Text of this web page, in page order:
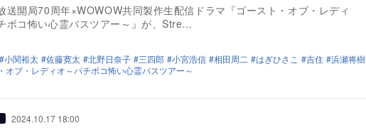
送開局70周年×WOWOW共同製作生配信ドラマ『ゴースト・オブ・レディ
コ怖い心霊バスツアー～』が、Stre…
小関裕太 佐藤寛太 北野日奈子 三四郎 小宮浩信 相田周二 はぎひさこ 吉住
浜瀬将樹
オブ・レディオ～バチボコ怖い心霊バスツアー～
2024.10.17 18:00